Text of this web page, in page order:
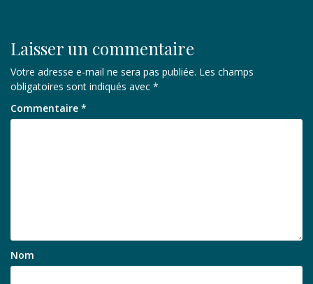
Laisser un commentaire
Votre adresse e-mail ne sera pas publiée. Les champs
obligatoires sont indiqués avec *
Commentaire *
Nom